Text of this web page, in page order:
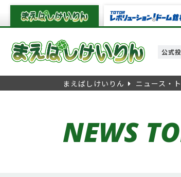
公式
まえばしけいりん ニュース・
NEWS